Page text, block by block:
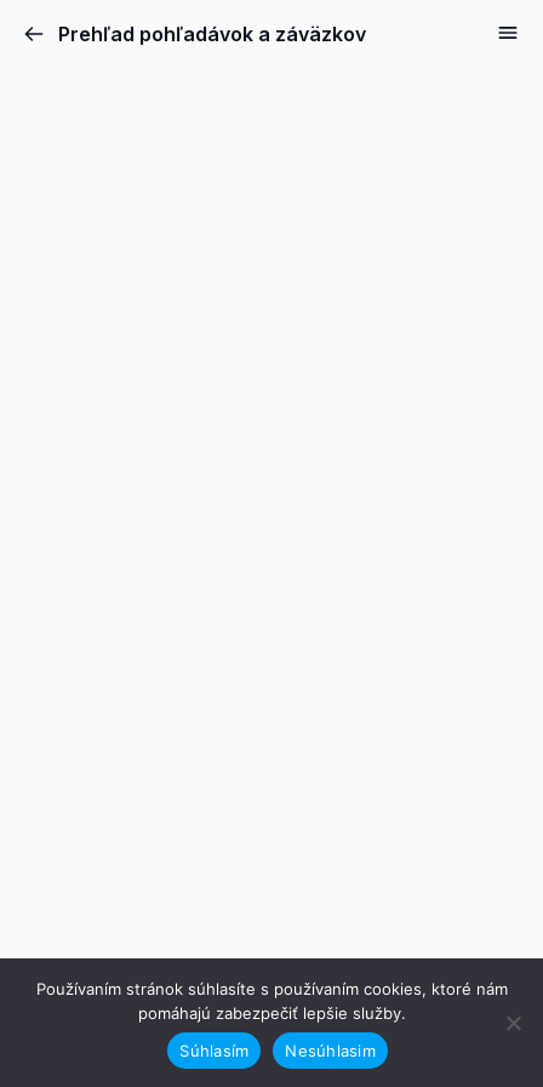
Prehľad pohľadávok a záväzkov
Používaním stránok súhlasíte s používaním cookies, ktoré nám
pomáhajú zabezpečiť lepšie služby.
Súhlasím
Nesúhlasim